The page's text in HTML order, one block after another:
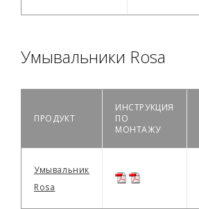
Умывальники Rosa
ПРОДУКТ
ИНСТРУКЦИЯ
ПО
МОНТАЖУ
Умывальник
Rosa